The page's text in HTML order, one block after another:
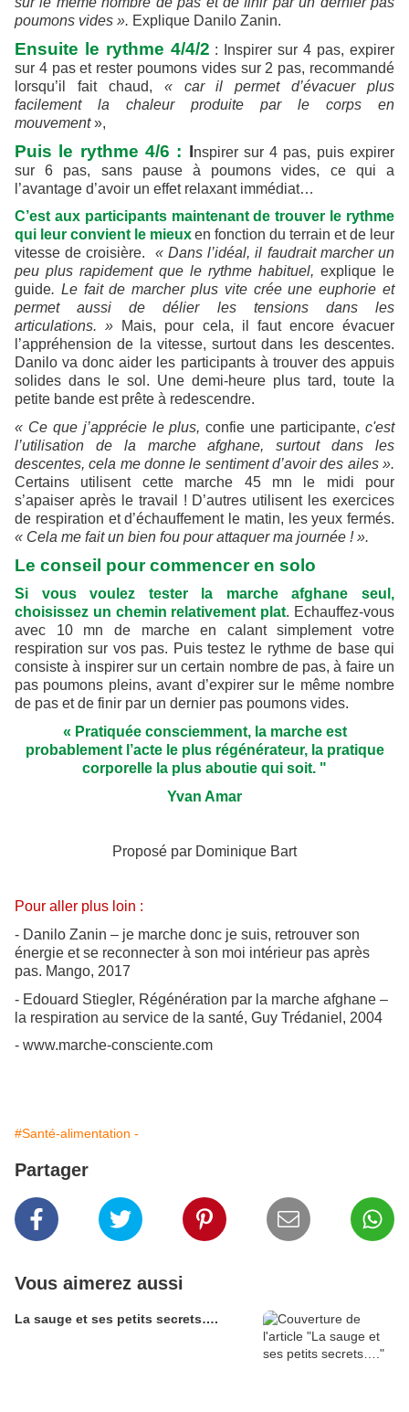
poumons vides ». Explique Danilo Zanin.
Ensuite le rythme 4/4/2 : Inspirer sur 4 pas, expirer
sur 4 pas et rester poumons vides sur 2 pas, recommandé
lorsqu’il fait chaud, « car il permet d’évacuer plus
facilement la chaleur produite par le corps en
mouvement»,
Puis le rythme 4/6 : Inspirer sur 4 pas, puis expirer
sur 6 pas, sans pause à poumons vides, ce qui a
l’avantage d’avoir un effet relaxant immédiat…
C’est aux participants maintenant de trouver le rythme
qui leur convient le mieuxen fonction du terrain et de leur
vitesse de croisière. « Dans l’idéal, il faudrait marcher un
peu plus rapidement que le rythme habituel, explique le
guide. Le fait de marcher plus vite crée une euphorie et
permet aussi de délier les tensions dans les
articulations. » Mais, pour cela, il faut encore évacuer
l’appréhension de la vitesse, surtout dans les descentes.
Danilo va donc aider les participants à trouver des appuis
solides dans le sol. Une demi-heure plus tard, toute la
petite bande est prête à redescendre.
« Ce que j’apprécie le plus, confie une participante,c'est
l’utilisation de la marche afghane, surtout dans les
descentes, cela me donne le sentiment d’avoir des ailes ».
Certains utilisent cette marche 45 mn le midi pour
s’apaiser après le travail ! D’autres utilisent les exercices
de respiration et d’échauffement le matin, les yeux fermés.
« Cela me fait un bien fou pour attaquer ma journée ! ».
Le conseil pour commencer en solo
Si vous voulez tester la marche afghane seul,
choisissez un chemin relativement plat. Echauffez-vous
avec 10 mn de marche en calant simplement votre
respiration sur vos pas. Puis testez le rythme de base qui
consiste à inspirer sur un certain nombre de pas, à faire un
pas poumons pleins, avant d’expirer sur le même nombre
de pas et de finir par un dernier pas poumons vides.
« Pratiquée consciemment, la marche est
probablement l’acte le plus régénérateur, la pratique
corporelle la plus aboutie qui soit. "
Yvan Amar
Proposé par Dominique Bart
Pour aller plus loin :
- Danilo Zanin – je marche donc je suis, retrouver son
énergie et se reconnecter à son moi intérieur pas après
pas. Mango, 2017
- Edouard Stiegler, Régénération par la marche afghane –
la respiration au service de la santé, Guy Trédaniel, 2004
- www.marche-consciente.com
#Santé-alimentation -
Partager
Vous aimerez aussi
La sauge et ses petits secrets….